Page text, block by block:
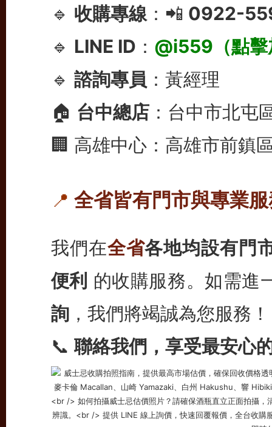
🔹 收購專線 ：📲 0922-
🔹 LINE ID ： @i559（點
🔹 諮詢專員 ：黃經理
🏠 台中總店：台中市北屯
🏢 高雄中心：高雄市前鎮
📍 全省皆有門市與專業
我們在全省各地均設有門
便利 的收購服務。如需進
詢，我們將竭誠為您服務！
📞聯絡我們，享受最安心